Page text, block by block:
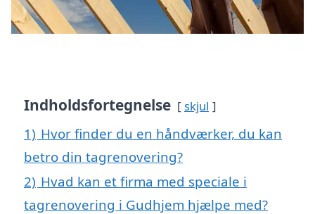
Indholdsfortegnelse skjul
1) Hvor finder du en håndværker, du kan
betro din tagrenovering?
2) Hvad kan et firma med speciale i
tagrenovering i Gudhjem hjælpe med?